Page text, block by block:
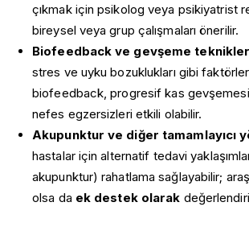
çıkmak için psikolog veya psikiyatrist
bireysel veya grup çalışmaları önerilir.
Biofeedback ve gevşeme
stres ve uyku bozuklukları gibi
biofeedback, progresif kas
nefes egzersizleri etkili olabilir.
Akupunktur ve diğer tamamlayıcı
hastalar için alternatif tedavi
akupunktur) rahatlama sağlayabilir;
olsa da ek destek olarak